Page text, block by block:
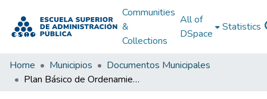
Communities
&
Collections
All of
DSpace
Statistics
Home Municipios
Documentos Municipales
Plan Básico de Ordenamiento Territorial Revisión y Modificación Anapoima Cundinamarca 2007: PBOTRM Anapoima Cundinamarca 2007